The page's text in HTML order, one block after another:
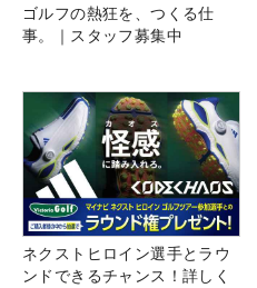
ゴルフの熱狂を、つくる仕
事。｜スタッフ募集中
ネクストヒロイン選手とラウ
ンドできるチャンス！詳しく